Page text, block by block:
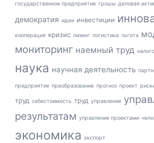
государственное предприятие грошы деловая
демократия идеи инвестиции
кооперация кризис лизинг логистика льгота
мониторинг наемный труд
наука научная деятельность
предприятие преобразование прогноз проект
труд себестоимость труд управление
результатам управление проектами
экономика экспорт